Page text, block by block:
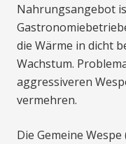
Nahrungsangebot
die Wärme in dicht
Wachstum.
aggressiveren
vermehren.
Die Gemeine